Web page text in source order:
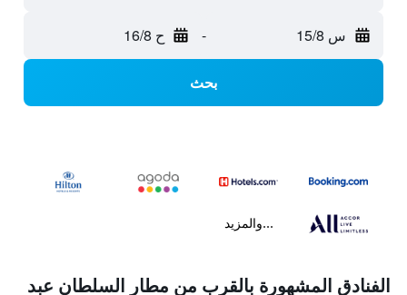
س 15/8 - ح 16/8
بحث
...والمزيد
الفنادق المشهورة بالقرب من مطار السلطان عبد